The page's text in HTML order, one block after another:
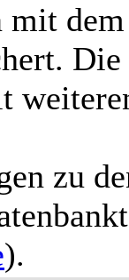
mit
zu
).